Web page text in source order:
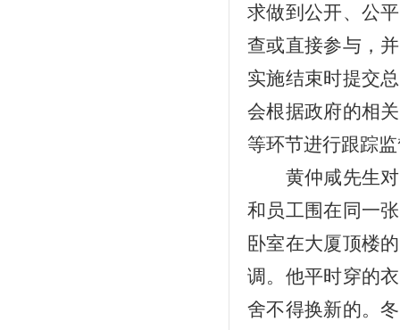
求做到公开、公
查或直接参与，
实施结束时提交
会根据政府的相
等环节进行跟踪
黄仲咸先生
和员工围在同一
卧室在大厦顶楼
调。他平时穿的
舍不得换新的。